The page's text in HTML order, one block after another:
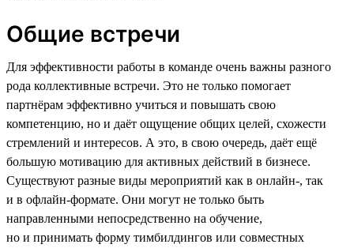
Общие встречи
Для эффективности работы в команде очень важны разного
рода коллективные встречи. Это не только помогает
партнёрам эффективно учиться и повышать свою
компетенцию, но и даёт ощущение общих целей, схожести
стремлений и интересов. А это, в свою очередь, даёт ещё
большую мотивацию для активных действий в бизнесе.
Существуют разные виды мероприятий как в онлайн-, так
и в офлайн-формате. Они могут не только быть
направленными непосредственно на обучение,
но и принимать форму тимбилдингов или совместных